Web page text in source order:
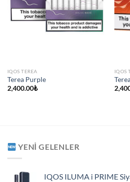
IQOS TEREA
Terea Purple
2,400.00₺
IQOS
YENI GELENLER
IQOS ILUMA i PRIME